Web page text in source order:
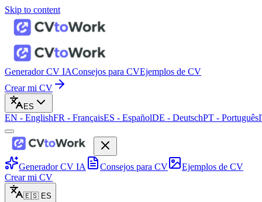
Skip to content
Generador CV IAConsejos para CVEjemplos de CV
Crear mi CV
ES
EN - EnglishFR - FrançaisES - EspañolDE - DeutschPT - Português
Generador CV IA Consejos para CV
Ejemplos de CV
Crear mi CV
🇪🇸 ES